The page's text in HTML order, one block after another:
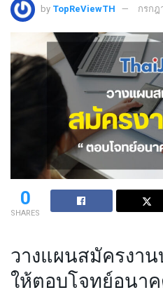
by TopReViewTH กรกฎ
0
SHARES
วางแผนสมัครงา
ให้ตอบโจทย์อนา